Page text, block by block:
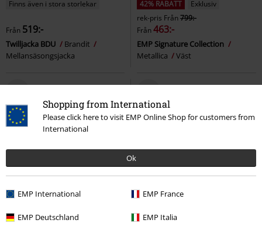
Shopping from International
Please click here to visit EMP Online Shop for customers from
International
Ok
EMP International EMP France
EMP Deutschland EMP Italia
Finns även i stora storlekar
Från 519:-
Twilljacka BDU
Brandit
Mellansäsongsjacka
42% RABATT
Exklusiv
rek-pris Från799:-
Från463:-
EMP Signature Collection
Metallica
Väst